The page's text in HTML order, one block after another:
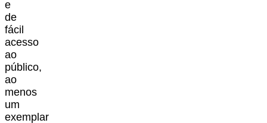
e
de
fácil
acesso
ao
público,
ao
menos
um
exemplar